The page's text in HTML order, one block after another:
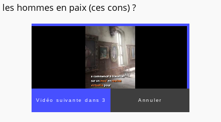
les hommes en paix (ces cons) ?
00:00 01:00